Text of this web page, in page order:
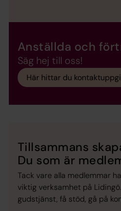
Anställda och
Säg hej till oss!
Här hittar du
Tillsammans
Du som är
Tack vare alla medlemmar
viktig verksamhet på
gudstjänst, få stöd, gå på